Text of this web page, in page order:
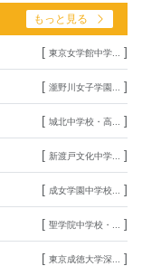
もっと見る
[ 東京女学館中学... ]
[ 瀧野川女子学園... ]
[ 城北中学校・高... ]
[ 新渡戸文化中学... ]
[ 成女学園中学校... ]
[ 聖学院中学校・... ]
[ 東京成徳大学深... ]